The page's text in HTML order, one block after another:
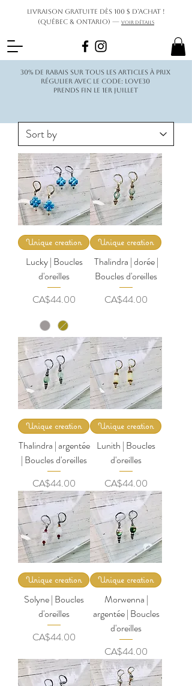
Livraison gratuite dès 100 $ d’achat !
(Québec & Ontario) — Voir détails
30% de rabais sur tous les articles à prix
régulier avec le code: love30
Prends fin le 1er juillet
Unique creation
Lucky | Boucles
d'oreilles
Price
CA$44.00
Unique creation
Thalindra | dorée |
Boucles d'oreilles
Price
CA$44.00
Unique creation
Thalindra | argentée
| Boucles d'oreilles
Price
CA$44.00
Unique creation
Lunith | Boucles
d'oreilles
Price
CA$44.00
Unique creation
Solyne | Boucles
d'oreilles
Price
CA$44.00
Unique creation
Morwenna |
argentée | Boucles
d'oreilles
Price
CA$44.00